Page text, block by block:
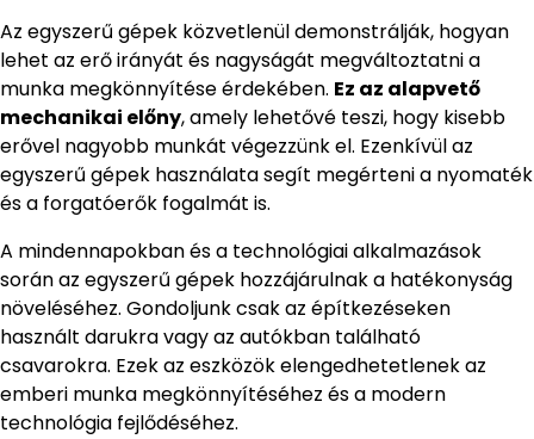
Az egyszerű gépek közvetlenül demonstrálják, hogyan
lehet az erő irányát és nagyságát megváltoztatni a
munka megkönnyítése érdekében. Ez az alapvető
mechanikai előny, amely lehetővé teszi, hogy kisebb
erővel nagyobb munkát végezzünk el. Ezenkívül az
egyszerű gépek használata segít megérteni a nyomaték
és a forgatóerők fogalmát is.
A mindennapokban és a technológiai alkalmazások
során az egyszerű gépek hozzájárulnak a hatékonyság
növeléséhez. Gondoljunk csak az építkezéseken
használt darukra vagy az autókban található
csavarokra. Ezek az eszközök elengedhetetlenek az
emberi munka megkönnyítéséhez és a modern
technológia fejlődéséhez.